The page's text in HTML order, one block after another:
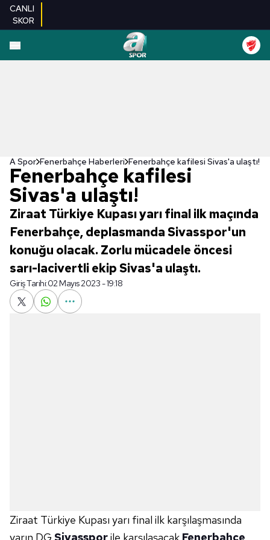
CANLI
SKOR
A Spor Fenerbahçe Haberleri Fenerbahçe kafilesi Sivas'a ulaştı!
Fenerbahçe kafilesi
Sivas'a ulaştı!
Ziraat Türkiye Kupası yarı final ilk maçında
Fenerbahçe, deplasmanda Sivasspor'un
konuğu olacak. Zorlu mücadele öncesi
sarı-lacivertli ekip Sivas'a ulaştı.
Giriş Tarihi:02 Mayıs 2023 - 19:18
Ziraat Türkiye Kupası yarı final ilk karşılaşmasında